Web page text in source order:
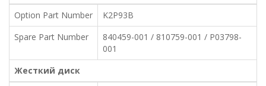
Option Part Number
K2P93B
Spare Part Number
840459-001 / 810759-001 / P03798-
001
Жесткий диск